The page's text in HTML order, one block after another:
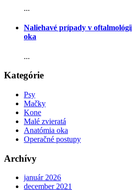
...
Naliehavé prípady v
oka
...
Kategórie
Psy
Mačky
Kone
Malé zvieratá
Anatómia oka
Operačné postupy
Archívy
január 2026
december 2021